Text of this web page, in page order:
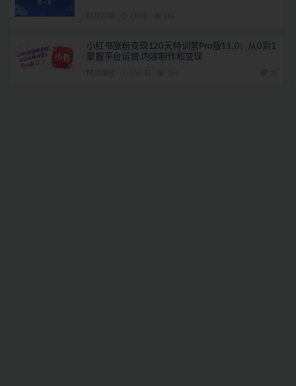
小红书涨粉变现120天特训营Pro版11.0：从0到1
掌握平台运营,内容制作和变现